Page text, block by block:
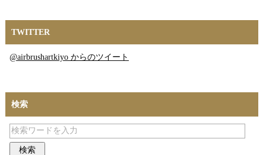
TWITTER
@airbrushartkiyo からのツイート
検索